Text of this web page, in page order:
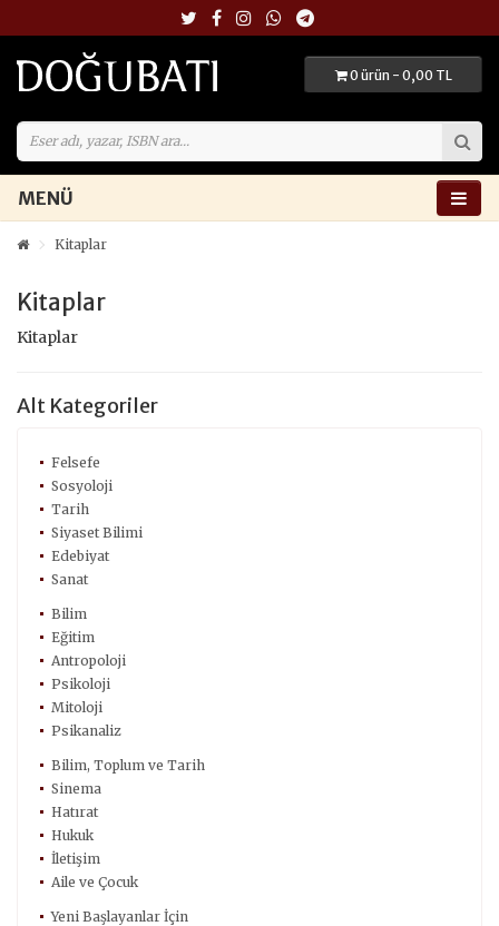
0 ürün - 0,00 TL
MENÜ
Kitaplar
Kitaplar
Kitaplar
Alt Kategoriler
Felsefe
Sosyoloji
Tarih
Siyaset Bilimi
Edebiyat
Sanat
Bilim
Eğitim
Antropoloji
Psikoloji
Mitoloji
Psikanaliz
Bilim, Toplum ve Tarih
Sinema
Hatırat
Hukuk
İletişim
Aile ve Çocuk
Yeni Başlayanlar İçin